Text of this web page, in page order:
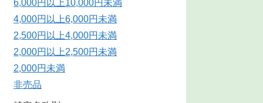
6,000円以上10,000円未満
4,000円以上6,000円未満
2,500円以上4,000円未満
2,000円以上2,500円未満
2,000円未満
非売品